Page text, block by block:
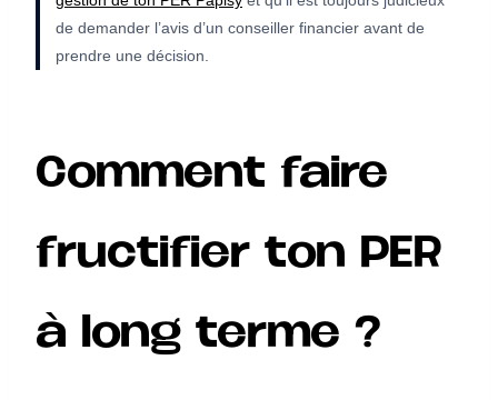
de demander l’avis d’un conseiller financier avant de
prendre une décision.
Comment faire
fructifier ton PER
à long terme ?